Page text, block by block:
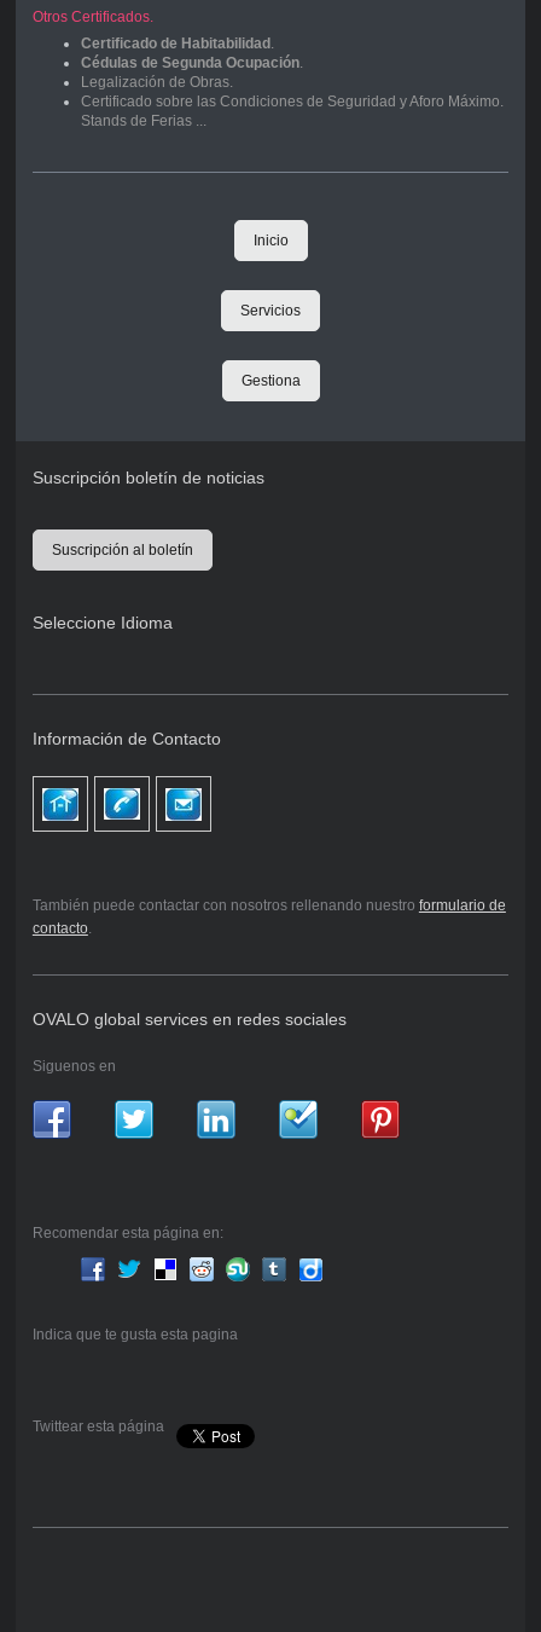
Otros Certificados.
Certificado de Habitabilidad.
Cédulas de Segunda Ocupación.
Legalización de Obras.
Certificado sobre las Condiciones de Seguridad y Aforo Máximo.
Stands de Ferias ...
Inicio
Servicios
Gestiona
Suscripción boletín de noticias
Suscripción al boletín
Seleccione Idioma
Información de Contacto
También puede contactar con nosotros rellenando nuestro formulario de
contacto.
OVALO global services en redes sociales
Siguenos en
Recomendar esta página en:
Indica que te gusta esta pagina
Twittear esta página